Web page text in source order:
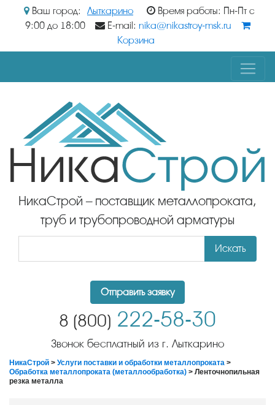
Ваш город: Лыткарино
Время работы: Пн-Пт с
9:00 до 18:00
E-mail: nika@nikastroy-msk.ru
Корзина
НикаСтрой – поставщик металлопроката,
труб и трубопроводной арматуры
Искать
Отправить заявку
8 (800) 222-58-30
Звонок бесплатный из г. Лыткарино
НикаСтрой > Услуги поставки и обработки металлопроката >
Обработка металлопроката (металлообработка) > Ленточнопильная
резка металла